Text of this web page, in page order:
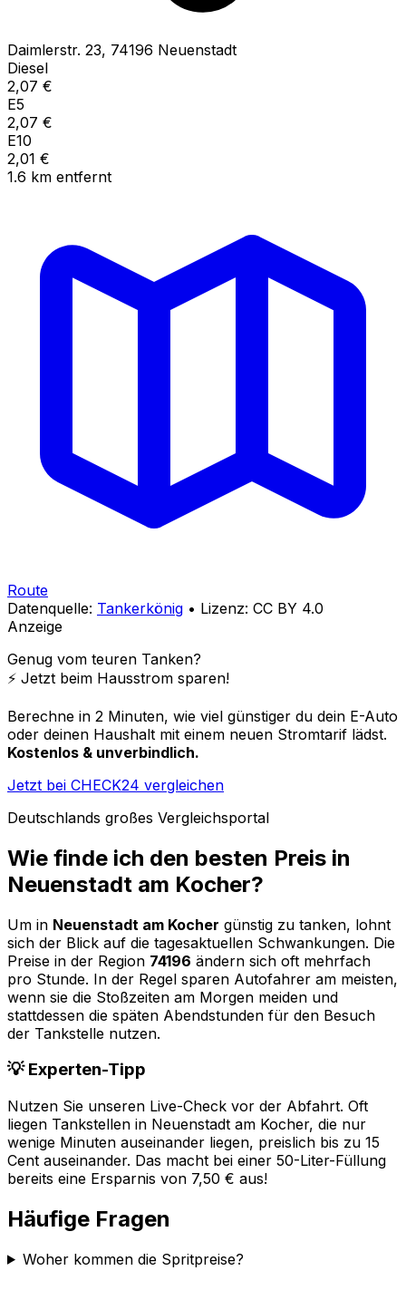
Daimlerstr. 23, 74196 Neuenstadt
Diesel
2,07 €
E5
2,07 €
E10
2,01 €
1.6 km entfernt
Route
Datenquelle: Tankerkönig • Lizenz: CC BY 4.0
Anzeige
Genug vom teuren Tanken?
⚡️ Jetzt beim Hausstrom sparen!
Berechne in 2 Minuten, wie viel günstiger du dein E-Auto
oder deinen Haushalt mit einem neuen Stromtarif lädst.
Kostenlos & unverbindlich.
Jetzt bei CHECK24 vergleichen
Deutschlands großes Vergleichsportal
Wie finde ich den besten Preis in
Neuenstadt am Kocher?
Um in Neuenstadt am Kocher günstig zu tanken, lohnt
sich der Blick auf die tagesaktuellen Schwankungen. Die
Preise in der Region 74196 ändern sich oft mehrfach
pro Stunde. In der Regel sparen Autofahrer am meisten,
wenn sie die Stoßzeiten am Morgen meiden und
stattdessen die späten Abendstunden für den Besuch
der Tankstelle nutzen.
💡 Experten-Tipp
Nutzen Sie unseren Live-Check vor der Abfahrt. Oft
liegen Tankstellen in Neuenstadt am Kocher, die nur
wenige Minuten auseinander liegen, preislich bis zu 15
Cent auseinander. Das macht bei einer 50-Liter-Füllung
bereits eine Ersparnis von 7,50 € aus!
Häufige Fragen
Woher kommen die Spritpreise?